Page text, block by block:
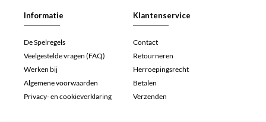
Informatie
De Spelregels
Veelgestelde vragen (FAQ)
Werken bij
Algemene voorwaarden
Privacy- en cookieverklaring
Klantenservice
Contact
Retourneren
Herroepingsrecht
Betalen
Verzenden